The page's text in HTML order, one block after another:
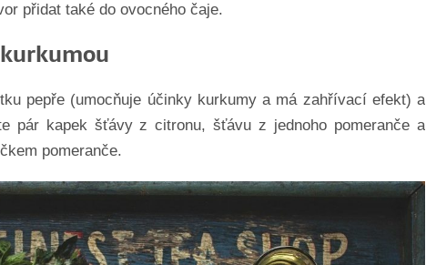
přidat také do ovocného čaje.
pepře (umocňuje účinky kurkumy a má zahřívací efekt) a
pár kapek šťávy z citronu, šťávu z jednoho pomeranče a
pomeranče.